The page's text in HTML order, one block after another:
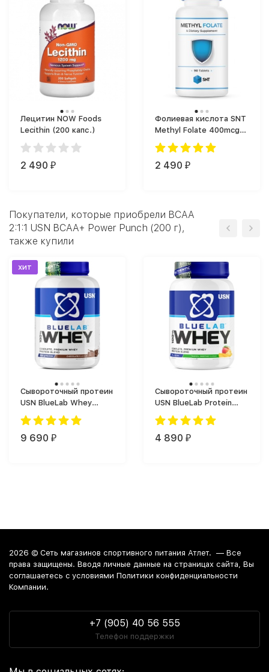
Лецитин NOW Foods
Lecithin (200 капс.)
2 490 ₽
Фолиевая кислота SNT
Methyl Folate 400mcg
(90)
2 490 ₽
Покупатели, которые приобрели BCAA
2:1:1 USN BCAA+ Power Punch (200 г),
также купили
хит
Сывороточный протеин
USN BlueLab Whey
(2000 г)
9 690 ₽
Сывороточный протеин
USN BlueLab Protein
(908 г)
4 890 ₽
2026 © Сеть магазинов спортивного питания Атлет. — Все
права защищены. Вводя личные данные на страницах сайта, Вы
соглашаетесь c условиями Политики конфиденциальности
Компании.
+7 (905) 40 56 555
Телефон поддержки